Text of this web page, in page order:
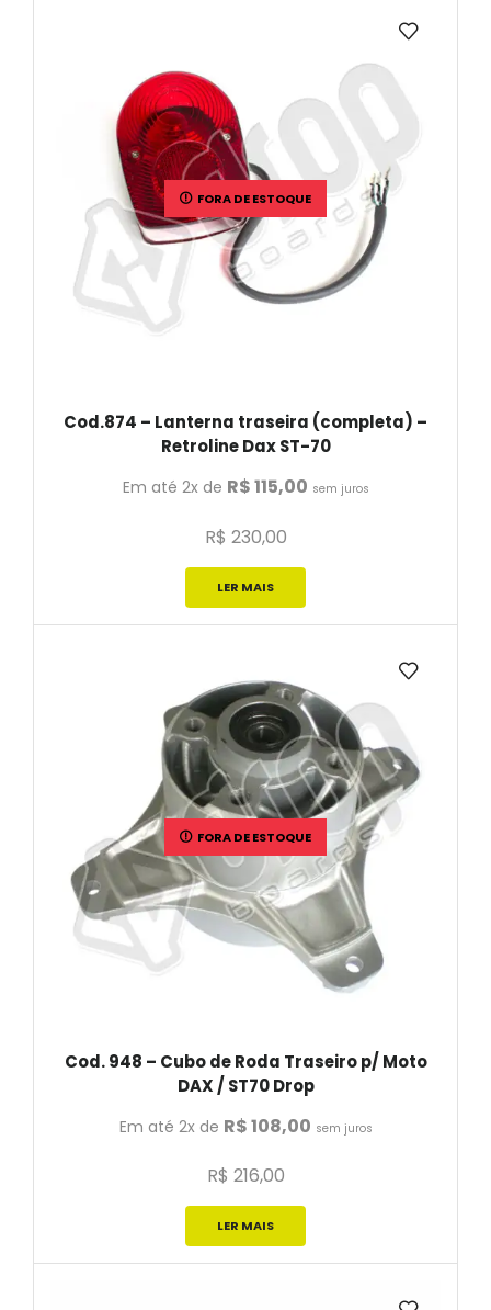
FORA DE ESTOQUE
Cod.874 – Lanterna traseira (completa) –
Retroline Dax ST-70
Em até 2x de R$115,00 sem juros
R$ 230,00
LER MAIS
FORA DE ESTOQUE
Cod. 948 – Cubo de Roda Traseiro p/ Moto
DAX / ST70 Drop
Em até 2x de R$108,00 sem juros
R$ 216,00
LER MAIS